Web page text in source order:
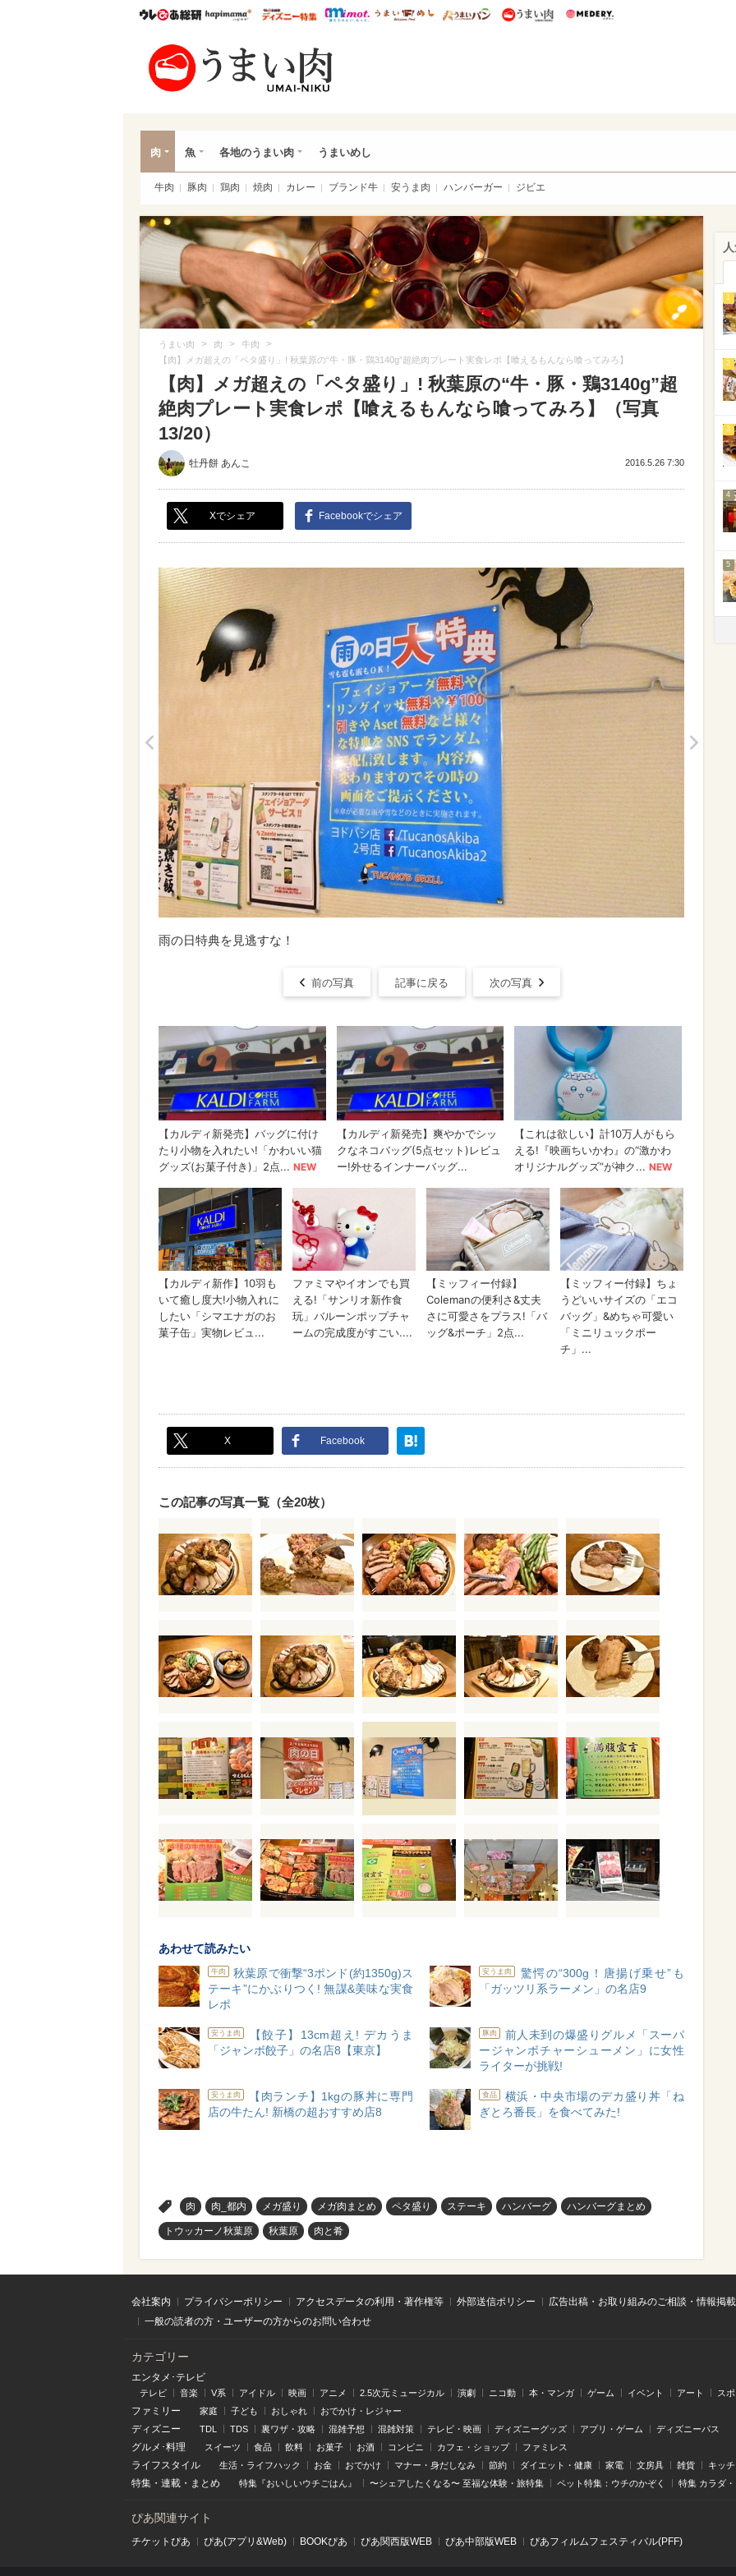
ウレぴあ総研ハピママ* ウレぴあ総研 ディズニー特集
mimot. うまいめし うまいパン うまい肉
肉 魚 各地のうまい肉 うまいめし
牛肉 豚肉 鶏肉 焼肉 カレー ブランド牛 安うま肉 ハンバーガー ジビエ
うまい肉 > 肉 > 牛肉 >
【肉】メガ超えの「ペタ盛り」! 秋葉原の“牛・豚・鶏3140g”超絶肉プレート実食レポ【喰えるもんなら喰ってみろ】
【肉】メガ超えの「ペタ盛り」! 秋葉原の“牛・豚・鶏3140g”超
絶肉プレート実食レポ【喰えるもんなら喰ってみろ】（写真
13/20）
牡丹餅 あんこ 2016.5.26 7:30
Xでシェア Facebookでシェア
雨の日特典を見逃すな！
前の写真 記事に戻る 次の写真
X Facebook
この記事の写真一覧（全20枚）
あわせて読みたい
牛肉
秋葉原で衝撃“3ポンド(約1350g)ス
テーキ”にかぶりつく! 無謀&美味な実食
レポ
安うま肉
驚愕の“300g！唐揚げ乗せ”も
「ガッツリ系ラーメン」の名店9
安うま肉
【餃子】13cm超え! デカうま
「ジャンボ餃子」の名店8【東京】
豚肉
前人未到の爆盛りグルメ「スーパ
ージャンボチャーシューメン」に女性
ライターが挑戦!
安うま肉
【肉ランチ】1kgの豚丼に専門
店の牛たん! 新橋の超おすすめ店8
食品
横浜・中央市場のデカ盛り丼「ね
ぎとろ番長」を食べてみた!
肉 肉_都内 メガ盛り メガ肉まとめ ペタ盛り ステーキ ハンバーグ ハンバーグまとめ
トウッカーノ秋葉原 秋葉原 肉と肴
1
2
3
4
5
会社案内 プライバシーポリシー アクセスデータの利用・著作権等 外部送信ポリシー
広告出稿・お取り組みのご相談・情報掲
一般の読者の方・ユーザーの方からのお問い合わせ
カテゴリー
エンタメ･テレビ
テレビ 音楽 V系 アイドル 映画 アニメ 2.5次元ミュージカル 演劇 ニコ動 本・マンガ ゲーム イベント アート ス
ファミリー 家庭 子ども おしゃれ おでかけ・レジャー
ディズニー TDL TDS 裏ワザ・攻略 混雑予想 混雑対策 テレビ・映画 ディズニーグッズ アプリ・ゲーム ディズニーパス
グルメ･料理 スイーツ 食品 飲料 お菓子 お酒 コンビニ カフェ・ショップ ファミレス
ライフスタイル 生活・ライフハック お金 おでかけ マナー・身だしなみ 節約 ダイエット・健康 家電 文房具 雑貨 キッ
特集 ・ 連載 ・ まとめ 特集『おいしいウチごはん』 〜シェアしたくなる〜 至福な体験・旅特集 ペット特集：ウチのかぞく 特集 カラダ
ぴあ関連サイト
チケットぴあ ぴあ(アプリ&Web) BOOKぴあ ぴあ関⻄版WEB ぴあ中部版WEB ぴあフィルムフェスティバル(PFF)